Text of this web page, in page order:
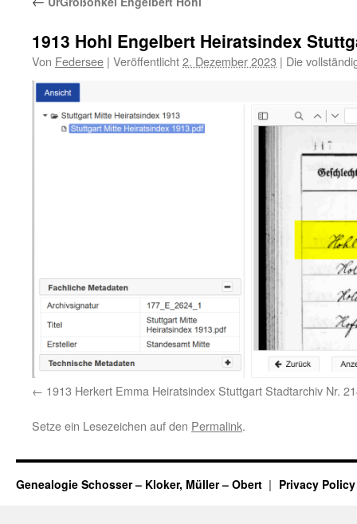
1913 Hohl Engelbert Heiratsindex
Von Federsee | Veröffentlicht2. Dezember 2023 | Die
1913 Herkert Emma Heiratsindex Stuttgart Stadtarchiv Nr.
Setze ein Lesezeichen auf den Permalink.
Genealogie Schosser – Kloker, Müller – Obert Privacy Policy